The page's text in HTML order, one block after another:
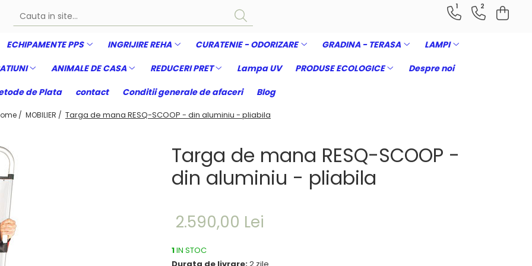
1 2
ECHIPAMENTE PPS INGRIJIRE REHA CURATENIE - ODORIZARE GRADINA - TERASA
LAMPI
ANIMALE DE CASA REDUCERI PRET Lampa UV PRODUSE ECOLOGICE
Despre noi
de Plata
contact Conditii generale de afaceri Blog
/ MOBILIER / Targa de mana RESQ-SCOOP - din aluminiu - pliabila
Targa de mana RESQ-SCOOP -
din aluminiu - pliabila
2.590,00 Lei
1IN STOC